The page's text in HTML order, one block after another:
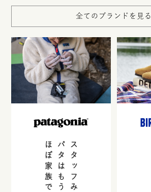
全てのブランドを見る
パタはもう